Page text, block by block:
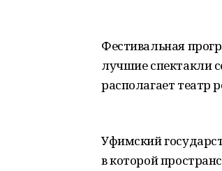
Фестивальная
лучшие спектакли
располагает театр
Уфимский
в которой